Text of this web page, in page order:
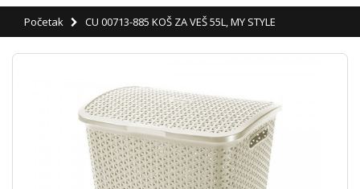
Početak CU 00713-885 KOŠ ZA VEŠ 55L, MY STYLE